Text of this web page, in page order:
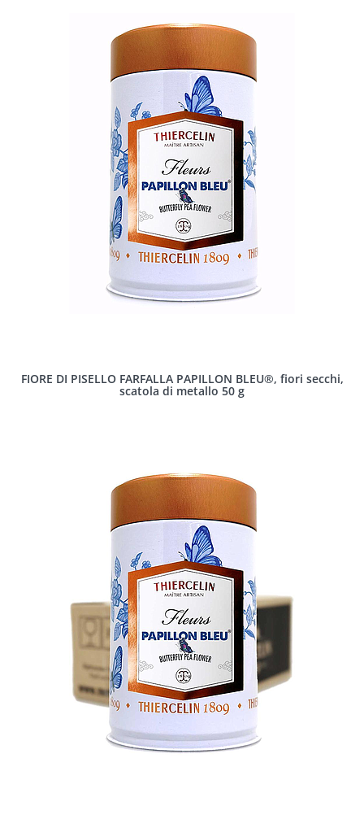
FIORE DI PISELLO FARFALLA PAPILLON BLEU®, fiori secchi,
scatola di metallo 50 g